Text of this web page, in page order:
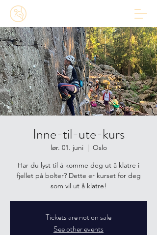
Inne-til-ute-kurs
lør. 01. juni
  |
Oslo
Har du lyst til å komme deg ut å klatre i
fjellet på bolter? Dette er kurset for deg
som vil ut å klatre!
Tickets are not on sale
See other events